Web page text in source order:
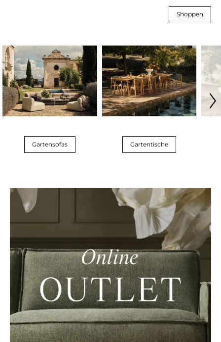
Shoppen
Gartensofas Gartentische